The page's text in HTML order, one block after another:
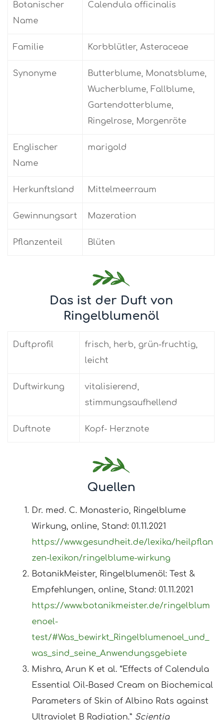
Botanischer
Name
Calendula officinalis
Familie Korbblütler, Asteraceae
Synonyme
Butterblume, Monatsblume,
Wucherblume, Fallblume,
Gartendotterblume,
Ringelrose, Morgenröte
Englischer
Name
marigold
Herkunftsland Mittelmeerraum
Gewinnungsart Mazeration
Pflanzenteil Blüten
Das ist der Duft von
Ringelblumenöl
Duftprofil
frisch, herb, grün-fruchtig,
leicht
Duftwirkung
vitalisierend,
stimmungsaufhellend
Duftnote Kopf- Herznote
Quellen
Dr. med. C. Monasterio, Ringelblume
Wirkung, online, Stand: 01.11.2021
https://www.gesundheit.de/lexika/heilpflan
zen-lexikon/ringelblume-wirkung
BotanikMeister, Ringelblumenöl: Test &
Empfehlungen, online, Stand: 01.11.2021
https://www.botanikmeister.de/ringelblum
enoel-
test/#Was_bewirkt_Ringelblumenoel_und_
was_sind_seine_Anwendungsgebiete
Mishra, Arun K et al. “Effects of Calendula
Essential Oil-Based Cream on Biochemical
Parameters of Skin of Albino Rats against
Ultraviolet B Radiation.” Scientia